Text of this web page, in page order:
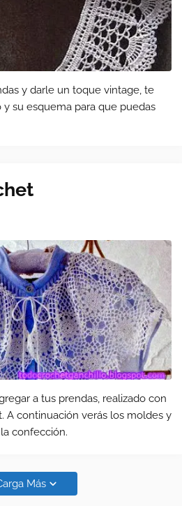
y darle un toque vintage, te
su esquema para que puedas
a tus prendas, realizado con
A continuación verás los moldes y
confección.
Más